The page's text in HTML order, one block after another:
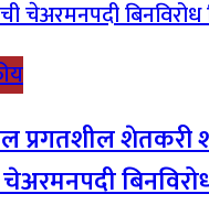
प्रगतशील शेतकरी